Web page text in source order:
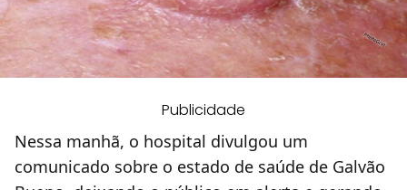
Publicidade
Nessa manhã, o hospital divulgou um
comunicado sobre o estado de saúde de Galvão